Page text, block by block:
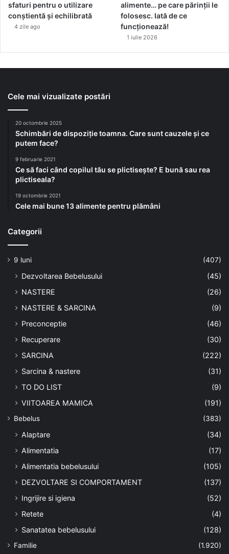
sfaturi pentru o utilizare
conștientă și echilibrată
4 zile ago
alimente… pe care părinții le
folosesc. Iată de ce
funcționează!
1 iulie 2026
Cele mai vizualizate postări
20 octombrie 2025
Schimbări de dispoziție toamna. Care sunt cauzele și ce
putem face?
9 februarie 2021
Ce să faci când copilul tău se plictisește? E bună sau rea
plictiseala?
19 octombrie 2021
Cele mai bune 13 alimente pentru plămâni
Categorii
9 luni (407)
Dezvoltarea Bebelusului
(45)
NASTERE
(26)
NASTERE & SARCINA
(9)
Preconceptie
(46)
Recuperare
(30)
SARCINA
(222)
Sarcina & nastere
(31)
TO DO LIST
(9)
VIITOAREA MAMICA
(191)
Bebelus (383)
Alaptare
(34)
Alimentatia
(17)
Alimentatia bebelusului
(105)
DEZVOLTARE SI COMPORTAMENT
(137)
Ingrijire si igiena
(52)
Retete
(4)
Sanatatea bebelusului
(128)
Familie (1.920)